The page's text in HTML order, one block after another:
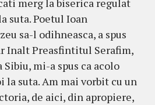
merg la biserica regulat
suta. Poetul Ioan
sa-l odihneasca, a spus
Inalt Preasfintitul Serafim,
Sibiu, mi-a spus ca acolo
la suta. Am mai vorbit cu un
de aici, din apropiere,